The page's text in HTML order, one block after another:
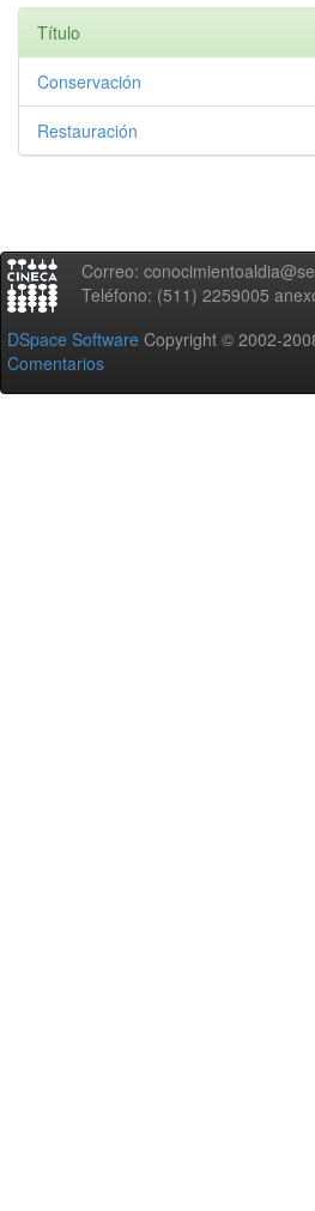
Título
Conservación
Restauración
Correo:
Teléfono: (511) 2259005
DSpace Software Copyright © 2002-
Comentarios